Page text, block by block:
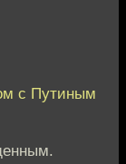
с Путиным